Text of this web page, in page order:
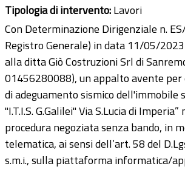
Tipologia di intervento:Lavori
Con Determinazione Dirigenziale n.
Registro Generale) in data 11/05/
alla ditta Giò Costruzioni Srl di
01456280088), un appalto avente per
di adeguamento sismico dell'immobile
"I.T.I.S. G.Galilei" Via S.Lucia di
procedura negoziata senza bando, in
telematica, ai sensi dell’art. 58 del
s.m.i., sulla piattaforma informatica/